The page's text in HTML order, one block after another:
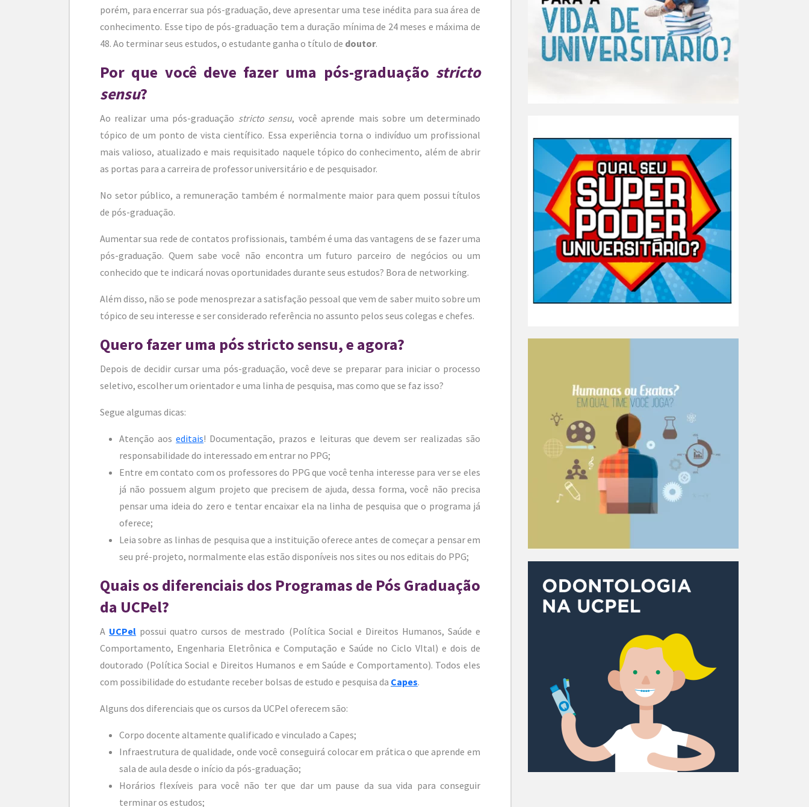
porém, para encerrar sua pós-graduação, deve apresentar uma tese inédita para sua área de
conhecimento. Esse tipo de pós-graduação tem a duração mínima de 24 meses e máxima de
48. Ao terminar seus estudos, o estudante ganha o título de doutor.
Por que você deve fazer uma pós-graduação stricto
sensu?
Ao realizar uma pós-graduação stricto sensu, você aprende mais sobre um determinado
tópico de um ponto de vista científico. Essa experiência torna o indivíduo um profissional
mais valioso, atualizado e mais requisitado naquele tópico do conhecimento, além de abrir
as portas para a carreira de professor universitário e de pesquisador.
No setor público, a remuneração também é normalmente maior para quem possui títulos
de pós-graduação.
Aumentar sua rede de contatos profissionais, também é uma das vantagens de se fazer uma
pós-graduação. Quem sabe você não encontra um futuro parceiro de negócios ou um
conhecido que te indicará novas oportunidades durante seus estudos? Bora de networking.
Além disso, não se pode menosprezar a satisfação pessoal que vem de saber muito sobre um
tópico de seu interesse e ser considerado referência no assunto pelos seus colegas e chefes.
Quero fazer uma pós stricto sensu, e agora?
Depois de decidir cursar uma pós-graduação, você deve se preparar para iniciar o processo
seletivo, escolher um orientador e uma linha de pesquisa, mas como que se faz isso?
Segue algumas dicas:
Atenção aoseditais! Documentação, prazos e leituras que devem ser realizadas são
responsabilidade do interessado em entrar no PPG;
Entre em contato com os professores do PPG que você tenha interesse para ver se eles
já não possuem algum projeto que precisem de ajuda, dessa forma, você não precisa
pensar uma ideia do zero e tentar encaixar ela na linha de pesquisa que o programa já
oferece;
Leia sobre as linhas de pesquisa que a instituição oferece antes de começar a pensar em
seu pré-projeto, normalmente elas estão disponíveis nos sites ou nos editais do PPG;
Quais os diferenciais dos Programas de Pós Graduação
da UCPel?
A UCPel possui quatro cursos de mestrado (Política Social e Direitos Humanos, Saúde e
Comportamento, Engenharia Eletrônica e Computação e Saúde no Ciclo VItal) e dois de
doutorado (Política Social e Direitos Humanos e em Saúde e Comportamento). Todos eles
com possibilidade do estudante receber bolsas de estudo e pesquisa da Capes.
Alguns dos diferenciais que os cursos da UCPel oferecem são:
Corpo docente altamente qualificado e vinculado a Capes;
Infraestrutura de qualidade, onde você conseguirá colocar em prática o que aprende em
sala de aula desde o início da pós-graduação;
Horários flexíveis para você não ter que dar um pause da sua vida para conseguir
terminar os estudos;